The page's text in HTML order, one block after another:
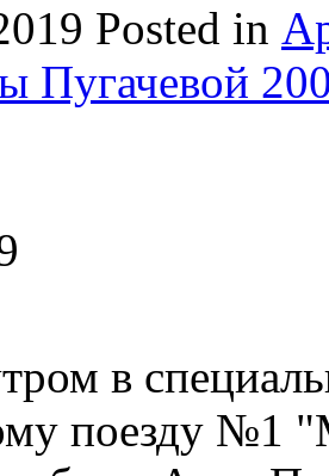
Posted in
Пугачевой
в
поезду №1